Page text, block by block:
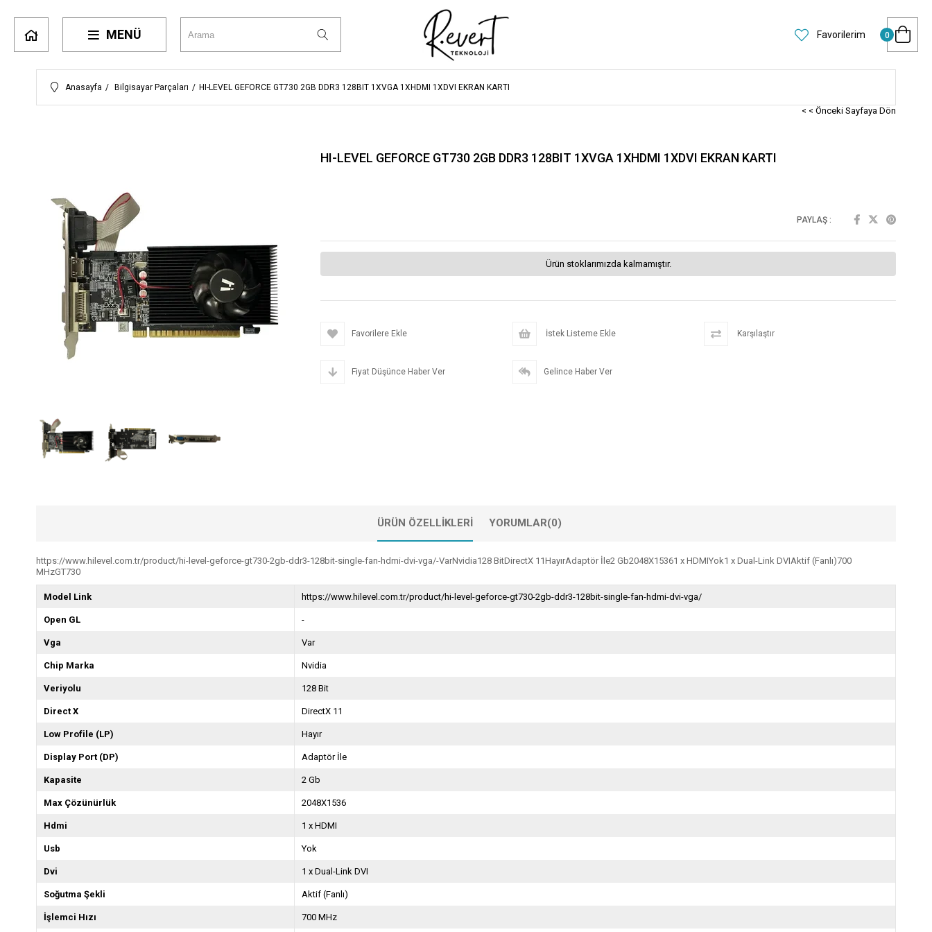
MENÜ Favorilerim 0
Anasayfa Bilgisayar Parçaları HI-LEVEL GEFORCE GT730 2GB DDR3 128BIT 1XVGA 1XHDMI 1XDVI EKRAN KARTI
< < Önceki Sayfaya Dön
HI-LEVEL GEFORCE GT730 2GB DDR3 128BIT 1XVGA 1XHDMI 1XDVI EKRAN KARTI
PAYLAŞ :
Ürün stoklarımızda kalmamıştır.
Favorilere Ekle İstek Listeme Ekle Karşılaştır
Fiyat Düşünce Haber Ver Gelince Haber Ver
ÜRÜN ÖZELLIKLERI YORUMLAR(0)
https://www.hilevel.com.tr/product/hi-level-geforce-gt730-2gb-ddr3-128bit-single-fan-hdmi-dvi-vga/-VarNvidia128 BitDirectX 11HayırAdaptör İle2 Gb2048X15361 x HDMIYok1 x Dual-Link DVIAktif (Fanlı)700
MHzGT730
Model Link https://www.hilevel.com.tr/product/hi-level-geforce-gt730-2gb-ddr3-128bit-single-fan-hdmi-dvi-vga/
Open GL -
Vga Var
Chip Marka Nvidia
Veriyolu 128 Bit
Direct X DirectX 11
Low Profile (LP) Hayır
Display Port (DP) Adaptör İle
Kapasite 2 Gb
Max Çözünürlük 2048X1536
Hdmi 1 x HDMI
Usb Yok
Dvi 1 x Dual-Link DVI
Soğutma Şekli Aktif (Fanlı)
İşlemci Hızı 700 MHz